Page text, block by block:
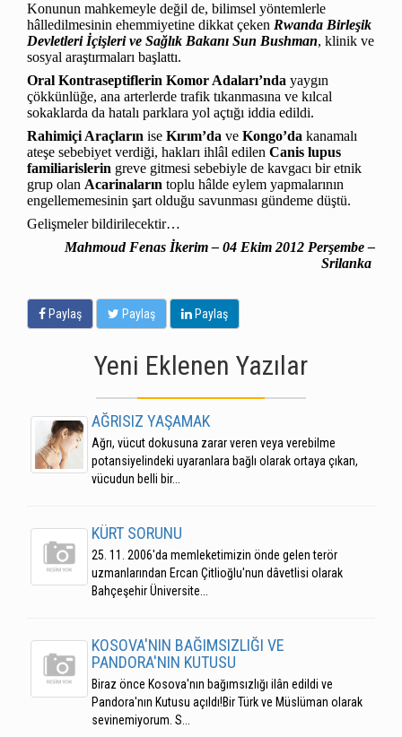
Konunun mahkemeyle değil de, bilimsel yöntemlerle
hâlledilmesinin ehemmiyetine dikkat çeken Rwanda Birleşik
Devletleri İçişleri ve Sağlık Bakanı Sun Bushman, klinik ve
sosyal araştırmaları başlattı.
Oral Kontraseptiflerin Komor Adaları’nda yaygın
çökkünlüğe, ana arterlerde trafik tıkanmasına ve kılcal
sokaklarda da hatalı parklara yol açtığı iddia edildi.
Rahimiçi Araçların ise Kırım’da ve Kongo’da kanamalı
ateşe sebebiyet verdiği, hakları ihlâl edilen Canis lupus
familiarislerin greve gitmesi sebebiyle de kavgacı bir etnik
grup olan Acarinaların toplu hâlde eylem yapmalarının
engellememesinin şart olduğu savunması gündeme düştü.
Gelişmeler bildirilecektir…
Mahmoud Fenas İkerim – 04 Ekim 2012 Perşembe –
Srilanka
Paylaş Paylaş Paylaş
Yeni Eklenen Yazılar
AĞRISIZ YAŞAMAK
Ağrı, vücut dokusuna zarar veren veya verebilme
potansiyelindeki uyaranlara bağlı olarak ortaya çıkan,
vücudun belli bir...
KÜRT SORUNU
25. 11. 2006'da memleketimizin önde gelen terör
uzmanlarından Ercan Çitlioğlu'nun dâvetlisi olarak
Bahçeşehir Üniversite...
KOSOVA'NIN BAĞIMSIZLIĞI VE
PANDORA'NIN KUTUSU
Biraz önce Kosova'nın bağımsızlığı ilân edildi ve
Pandora'nın Kutusu açıldı!Bir Türk ve Müslüman olarak
sevinemiyorum. S...